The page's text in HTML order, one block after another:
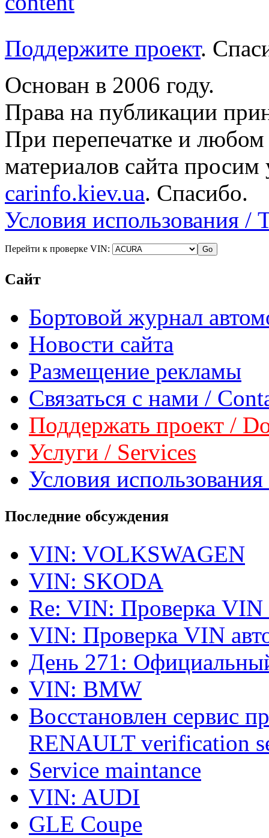
Поддержите проект.
Основан в 2006 году.
Права на публикации
При перепечатке и
материалов сайта просим
carinfo.kiev.ua. Спасибо.
Условия использования /
Перейти к проверке VIN:
Сайт
Бортовой журнал
Новости сайта
Размещение рекламы
Связаться с нами /
Поддержать проект /
Услуги / Services
Условия
Последние обсуждения
VIN: VOLKSWAGEN
VIN: SKODA
Re: VIN: Проверка VIN
VIN: Проверка VIN
День 271:
VIN: BMW
Восстановлен сервис
RENAULT verification
Service maintance
VIN: AUDI
GLE Coupe